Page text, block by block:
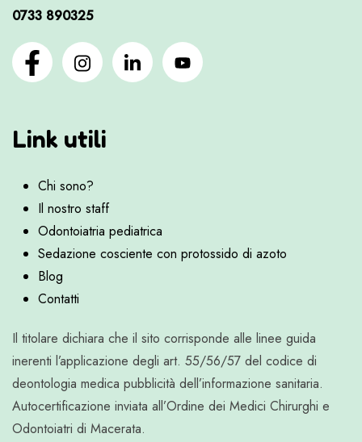
0733 890325
Link utili
Chi sono?
Il nostro staff
Odontoiatria pediatrica
Sedazione cosciente con protossido di azoto
Blog
Contatti
Il titolare dichiara che il sito corrisponde alle linee guida
inerenti l’applicazione degli art. 55/56/57 del codice di
deontologia medica pubblicità dell’informazione sanitaria.
Autocertificazione inviata all’Ordine dei Medici Chirurghi e
Odontoiatri di Macerata.